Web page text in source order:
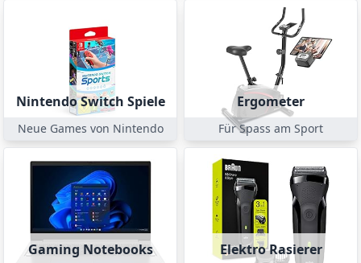
Nintendo Switch Spiele
Neue Games von Nintendo
Ergometer
Für Spass am Sport
Gaming Notebooks Elektro Rasierer